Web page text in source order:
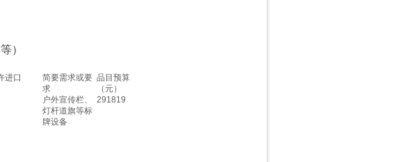
）
进口
简要需求或要
求
品目预算
（元）
户外宣传栏、
灯杆道旗等标
牌设备
291819